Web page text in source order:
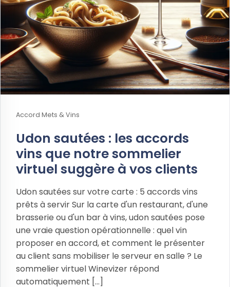
Accord Mets & Vins
Udon sautées : les accords
vins que notre sommelier
virtuel suggère à vos clients
Udon sautées sur votre carte : 5 accords vins
prêts à servir Sur la carte d'un restaurant, d'une
brasserie ou d'un bar à vins, udon sautées pose
une vraie question opérationnelle : quel vin
proposer en accord, et comment le présenter
au client sans mobiliser le serveur en salle ? Le
sommelier virtuel Winevizer répond
automatiquement [...]